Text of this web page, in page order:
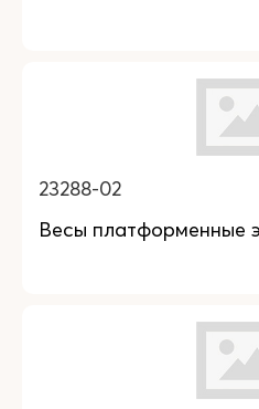
23288-02
Весы платформенные